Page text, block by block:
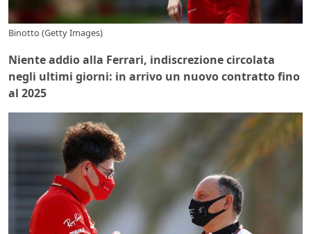
Binotto (Getty Images)
Niente addio alla Ferrari, indiscrezione circolata
negli ultimi giorni: in arrivo un nuovo contratto fino
al 2025